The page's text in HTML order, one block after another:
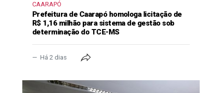
CAARAPÓ
Prefeitura de Caarapó homologa licitação de
R$ 1,16 milhão para sistema de gestão sob
determinação do TCE-MS
Há 2 dias